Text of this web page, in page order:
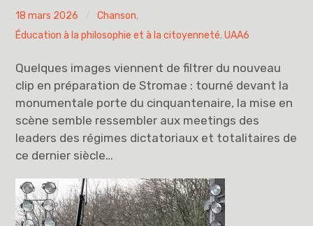
UAA3
UAA4
UAA5
UAA6
PYH
18 mars 2026 Chanson,
Éducation à la philosophie et à la citoyenneté,UAA6
Quelques images viennent de filtrer du nouveau
clip en préparation de Stromae : tourné devant la
monumentale porte du cinquantenaire, la mise en
scène semble ressembler aux meetings des
leaders des régimes dictatoriaux et totalitaires de
ce dernier siècle…